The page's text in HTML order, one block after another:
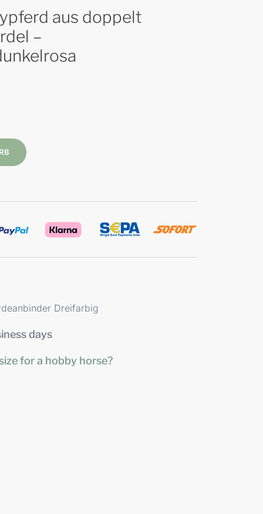
aus doppelt
–
Dreifarbig
days
for a hobby horse?